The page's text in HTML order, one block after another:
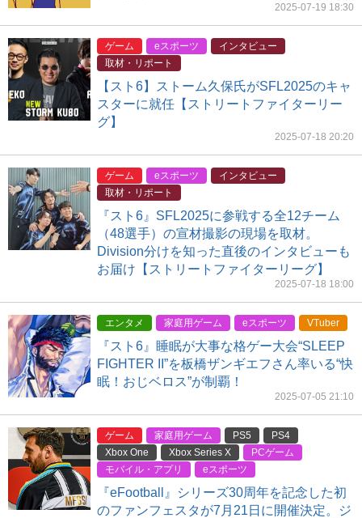
2025-07-19 18:30
ゲーム eスポーツ
インタビュー
取材・リポート
【スト6】ストーム久保氏がSFL2025のキャ
スターに就任【ストリートファイターリー
グ】
2025-07-18 20:20
ゲーム eスポーツ
インタビュー
取材・リポート
『スト6』SFL2025に参戦する全12チーム
（48選手）の宣材撮影の現場を取材。
Division分けを知った直後のインタビューも
お届け【ストリートファイターリーグ】
2025-07-18 18:00
エンタメ 家庭用ゲーム eスポーツ VTuber
『スト6』睡眠が大事な格ゲー大会“SLEEP
FIGHTER II”を板橋ザンギエフさん率いる“快
眠！おじベロス”が制覇！
2025-07-05 21:10
ゲーム 家庭用ゲーム PS5
PS4
Xbox One
Xbox Series X
PCゲーム
モバイル・アプリ
eスポーツ
『eFootball』シリーズ30周年を記念した初
のファンフェスタが7月21日に開催決定。ジ